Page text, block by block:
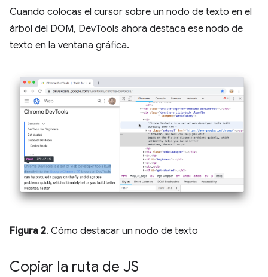
Cuando colocas el cursor sobre un nodo de texto en el
árbol del DOM, DevTools ahora destaca ese nodo de
texto en la ventana gráfica.
Figura 2. Cómo destacar un nodo de texto
Copiar la ruta de JS